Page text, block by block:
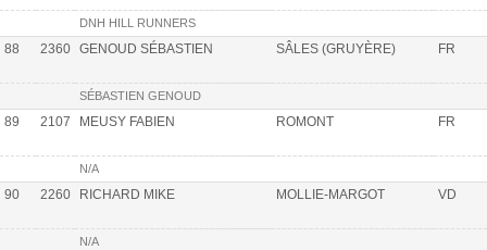
DNH HILL RUNNERS
88 2360 GENOUD SÉBASTIEN SÂLES (GRUYÈRE) FR
SÉBASTIEN GENOUD
89 2107 MEUSY FABIEN ROMONT FR
N/A
90 2260 RICHARD MIKE MOLLIE-MARGOT VD
N/A